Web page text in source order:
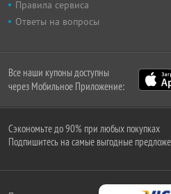
Правила сервиса
Ответы на вопросы
Все наши купоны доступны
через Мобильное Приложение:
Сэкономьте до 90% при любых покупках
Подпишитесь на самые выгодные